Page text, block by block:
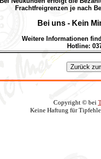
Frachtfreigrenzen je nach
Bei uns - Kein
Weitere Informationen
Hotline:
Copyright © bei
Keine Haftung für